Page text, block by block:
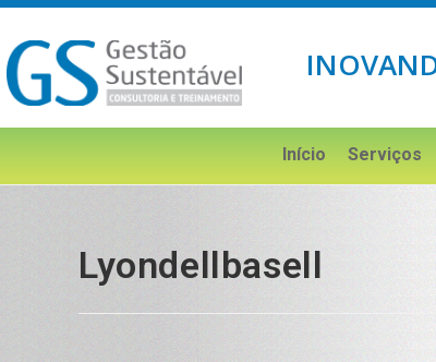
Início Serviços
Lyondellbasell